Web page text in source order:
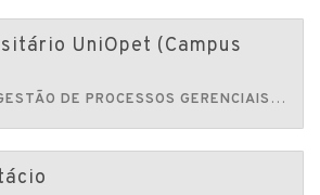
UniOpet (Campus
TECNOLOGIA EM GESTÃO DE PROCESSOS GERENCIAIS